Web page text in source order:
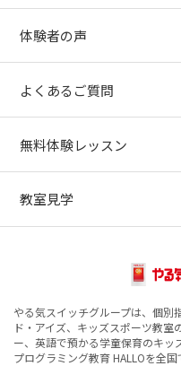
体験者の声
よくあるご質問
無料体験レッスン
教室見学
やる気スイッチグループは、個別
ド・アイズ、キッズスポーツ教
ー、英語で預かる学童保育のキッ
プログラミング教育 HALLOを全